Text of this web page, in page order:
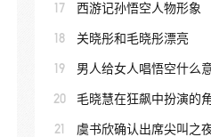
17 西游记孙悟空人物形象
18 关晓彤和毛晓彤漂亮
19 男人给女人唱悟空什么
20 毛晓慧在狂飙中扮演的
21 虞书欣确认出席尖叫之